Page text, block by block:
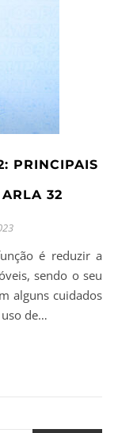
PRINCIPAIS
32
sendo o seu
alguns cuidados
de…